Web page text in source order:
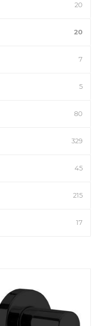
20
20
7
5
80
329
45
215
17